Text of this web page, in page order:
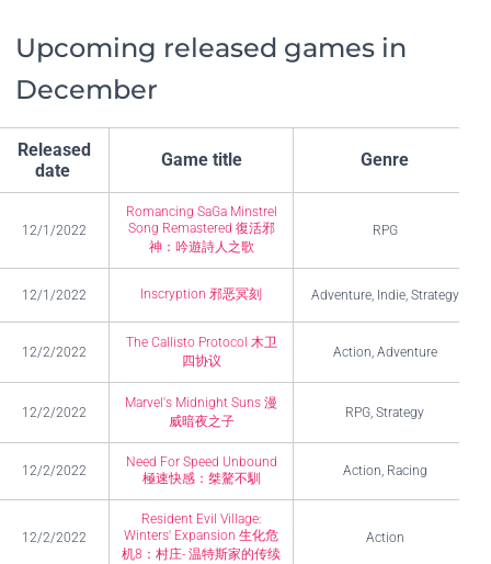
Upcoming released games in
December
Released
date
Game title Genre
12/1/2022
Romancing SaGa Minstrel
Song Remastered 復活邪
神：吟遊詩人之歌
RPG
12/1/2022 Inscryption 邪恶冥刻 Adventure, Indie, Strategy
12/2/2022
The Callisto Protocol 木卫
四协议
Action, Adventure
12/2/2022
Marvel's Midnight Suns 漫
威暗夜之子
RPG, Strategy
12/2/2022
Need For Speed Unbound
極速快感：桀驁不馴
Action, Racing
12/2/2022
Resident Evil Village:
Winters' Expansion 生化危
机8：村庄- 温特斯家的传续
Action